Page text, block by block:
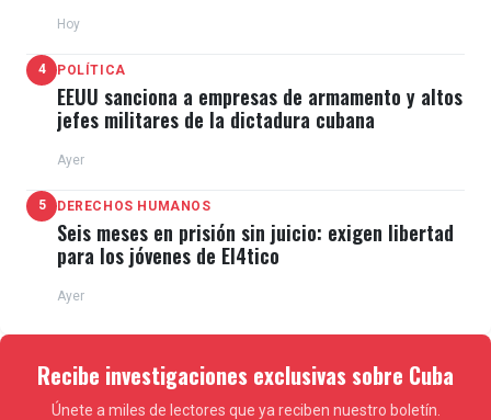
Hoy
4 POLÍTICA
EEUU sanciona a empresas de armamento y altos
jefes militares de la dictadura cubana
Ayer
5 DERECHOS HUMANOS
Seis meses en prisión sin juicio: exigen libertad
para los jóvenes de El4tico
Ayer
Recibe investigaciones exclusivas sobre Cuba
Únete a miles de lectores que ya reciben nuestro boletín.